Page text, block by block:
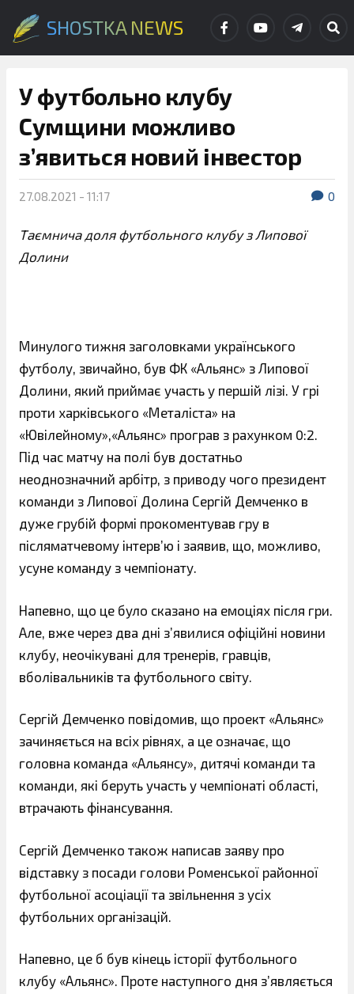
SHOSTKA NEWS
У футбольно клубу
Сумщини можливо
з’явиться новий інвестор
27.08.2021 - 11:17 0
Таємнича доля футбольного клубу з Липової
Долини
Минулого тижня заголовками українського
футболу, звичайно, був ФК «Альянс» з Липової
Долини, який приймає участь у першій лізі. У грі
проти харківського «Металіста» на
«Ювілейному»,«Альянс» програв з рахунком 0:2.
Під час матчу на полі був достатньо
неоднозначний арбітр, з приводу чого президент
команди з Липової Долина Сергій Демченко в
дуже грубій формі прокоментував гру в
післяматчевому інтерв’ю і заявив, що, можливо,
усуне команду з чемпіонату.
Напевно, що це було сказано на емоціях після гри.
Але, вже через два дні з’явилися офіційні новини
клубу, неочікувані для тренерів, гравців,
вболівальників та футбольного світу.
Сергій Демченко повідомив, що проект «Альянс»
зачиняється на всіх рівнях, а це означає, що
головна команда «Альянсу», дитячі команди та
команди, які беруть участь у чемпіонаті області,
втрачають фінансування.
Сергій Демченко також написав заяву про
відставку з посади голови Роменської районної
футбольної асоціації та звільнення з усіх
футбольних організацій.
Напевно, це б був кінець історії футбольного
клубу «Альянс». Проте наступного дня з’являється